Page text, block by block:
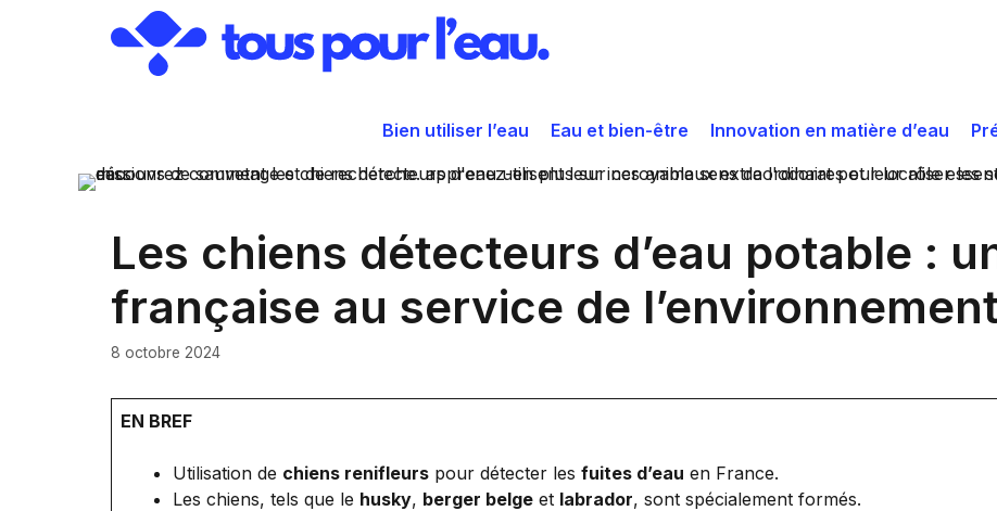
Bien utiliser l’eau Eau et bien-être Innovation en matière d’eau
Les chiens détecteurs d’eau potable :
française au service de
8 octobre 2024
EN BREF
Utilisation de chiens renifleurs pour détecter les fuites d’eau en France.
Les chiens, tels que le husky, berger belge et labrador, sont spécialement formés.